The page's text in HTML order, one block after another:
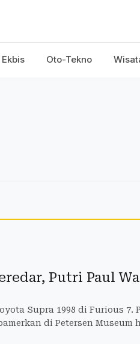
Ekbis Oto-Tekno
Putri Paul
Supra 1998 di Furious 7.
di Petersen Museum